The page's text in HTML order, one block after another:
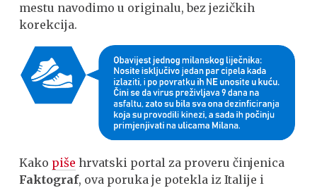
mestu navodimo u originalu, bez jezičkih
korekcija.
Kako piše hrvatski portal za proveru činjenica
Faktograf, ova poruka je potekla iz Italije i